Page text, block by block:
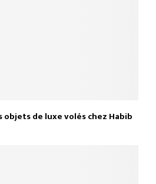
objets de luxe volés chez Habib